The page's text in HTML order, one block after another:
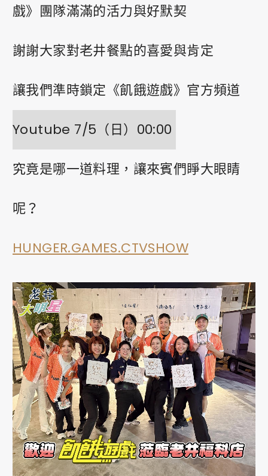
戲》團隊滿滿的活力與好默契
謝謝大家對老井餐點的喜愛與肯定
讓我們準時鎖定《飢餓遊戲》官方頻道
Youtube 7/5（日）00:00
究竟是哪一道料理，讓來賓們睜大眼睛
呢？
HUNGER.GAMES.CTVSHOW